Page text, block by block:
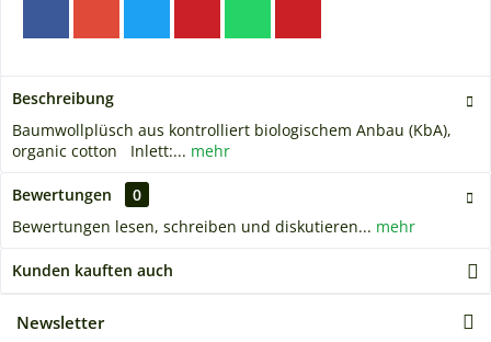
Beschreibung
Baumwollplüsch aus kontrolliert biologischem Anbau (KbA),
organic cotton Inlett:... mehr
Bewertungen
0
Bewertungen lesen, schreiben und diskutieren... mehr
Kunden kauften auch
Newsletter